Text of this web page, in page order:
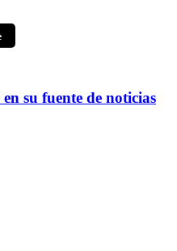
en su fuente de noticias